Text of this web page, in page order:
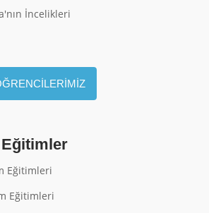
İncelikleri
Eğitimleri
Eğitimleri